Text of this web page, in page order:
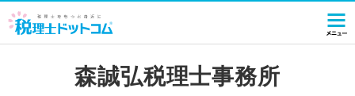
森誠弘税理士事務所